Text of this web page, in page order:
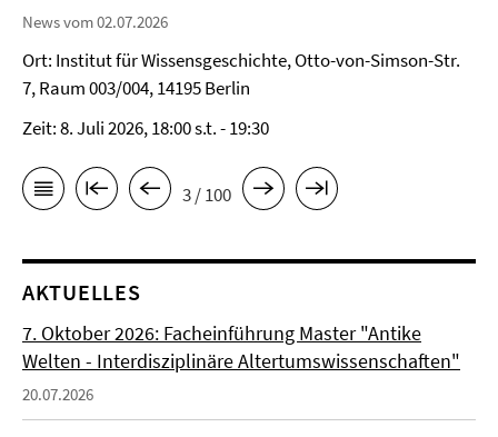
News vom 02.07.2026
Ort: Institut für Wissensgeschichte, Otto-von-Simson-Str.
7, Raum 003/004, 14195 Berlin
Zeit: 8. Juli 2026, 18:00 s.t. - 19:30
3 / 100
AKTUELLES
7. Oktober 2026: Facheinführung Master "Antike
Welten - Interdisziplinäre Altertumswissenschaften"
20.07.2026